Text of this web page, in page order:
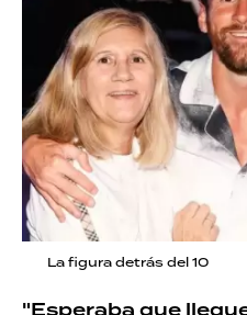
La figura detrás del 10